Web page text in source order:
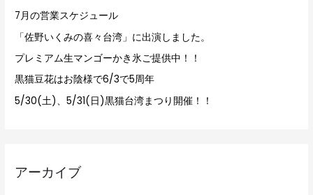
7月の営業スケジュール
「佐野いくみの喜々台湾」に出演しました。
プレミアム生マンゴーかき氷ご提供中！！
黒猫豆花はお陰様で6/3で5周年
5/30(土)、5/31(日)黒猫台湾まつり開催！！
アーカイブ